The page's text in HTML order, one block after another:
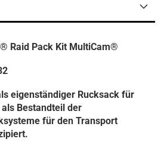
Raid Pack Kit MultiCam®
eigenständiger Rucksack für
Bestandteil der
für den Transport